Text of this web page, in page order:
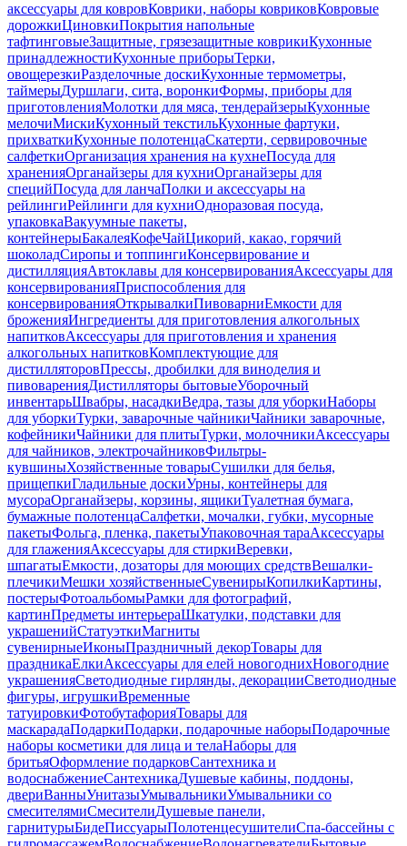
аксессуары для ковровКоврики, наборы ковриковКовровые
дорожкиЦиновкиПокрытия напольные
тафтинговыеЗащитные, грязезащитные коврикиКухонные
принадлежностиКухонные приборыТерки,
овощерезкиРазделочные доскиКухонные термометры,
таймерыДуршлаги, сита, воронкиФормы, приборы для
приготовленияМолотки для мяса, тендерайзерыКухонные
мелочиМискиКухонный текстильКухонные фартуки,
прихваткиКухонные полотенцаСкатерти, сервировочные
салфеткиОрганизация хранения на кухнеПосуда для
храненияОрганайзеры для кухниОрганайзеры для
специйПосуда для ланчаПолки и аксессуары на
рейлингиРейлинги для кухниОдноразовая посуда,
упаковкаВакуумные пакеты,
контейнерыБакалеяКофеЧайЦикорий, какао, горячий
шоколадСиропы и топпингиКонсервирование и
дистилляцияАвтоклавы для консервированияАксессуары для
консервированияПриспособления для
консервированияОткрывалкиПивоварниЕмкости для
броженияИнгредиенты для приготовления алкогольных
напитковАксессуары для приготовления и хранения
алкогольных напитковКомплектующие для
дистилляторовПрессы, дробилки для виноделия и
пивоваренияДистилляторы бытовыеУборочный
инвентарьШвабры, насадкиВедра, тазы для уборкиНаборы
для уборкиТурки, заварочные чайникиЧайники заварочные,
кофейникиЧайники для плитыТурки, молочникиАксессуары
для чайников, электрочайниковФильтры-
кувшиныХозяйственные товарыСушилки для белья,
прищепкиГладильные доскиУрны, контейнеры для
мусораОрганайзеры, корзины, ящикиТуалетная бумага,
бумажные полотенцаСалфетки, мочалки, губки, мусорные
пакетыФольга, пленка, пакетыУпаковочная тараАксессуары
для глаженияАксессуары для стиркиВеревки,
шпагатыЕмкости, дозаторы для моющих средствВешалки-
плечикиМешки хозяйственныеСувенирыКопилкиКартины,
постерыФотоальбомыРамки для фотографий,
картинПредметы интерьераШкатулки, подставки для
украшенийСтатуэткиМагниты
сувенирныеИконыПраздничный декорТовары для
праздникаЕлкиАксессуары для елей новогоднихНовогодние
украшенияСветодиодные гирлянды, декорацииСветодиодные
фигуры, игрушкиВременные
татуировкиФотобутафорияТовары для
маскарадаПодаркиПодарки, подарочные наборыПодарочные
наборы косметики для лица и телаНаборы для
бритьяОформление подарковСантехника и
водоснабжениеСантехникаДушевые кабины, поддоны,
двериВанныУнитазыУмывальникиУмывальники со
смесителямиСмесителиДушевые панели,
гарнитурыБидеПиссуарыПолотенцесушителиСпа-бассейны с